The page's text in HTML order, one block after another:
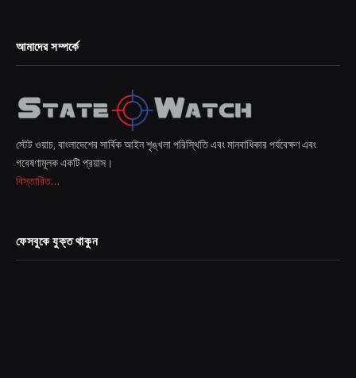
আমাদের সম্পর্কে
স্টেট ওয়াচ, বাংলাদেশের সার্বিক আইন শৃঙ্খলা পরিস্থিতি এবং মানবাধিকার পর্যবেক্ষণ এবং
গবেষণামূলক একটি প্রয়াস।
বিস্তারিত...
ফেসবুকে যুক্ত থাকুন